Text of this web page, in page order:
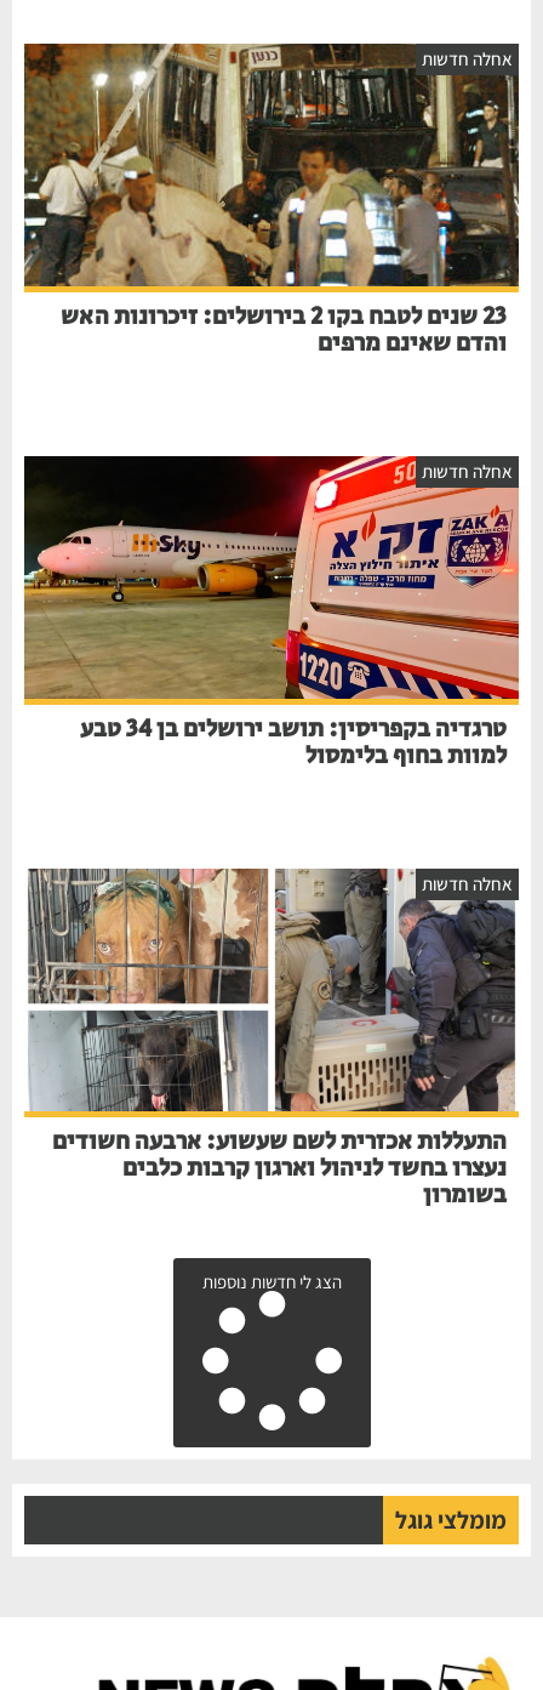
אחלה חדשות
23 שנים לטבח בקו 2 בירושלים: זיכרונות האש
והדם שאינם מרפים
אחלה חדשות
טרגדיה בקפריסין: תושב ירושלים בן 34 טבע
למוות בחוף בלימסול
אחלה חדשות
התעללות אכזרית לשם שעשוע: ארבעה חשודים
נעצרו בחשד לניהול וארגון קרבות כלבים
בשומרון
הצג לי חדשות נוספות
מומלצי גוגל